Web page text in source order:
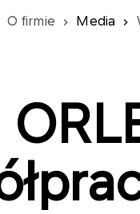
O firmie Media